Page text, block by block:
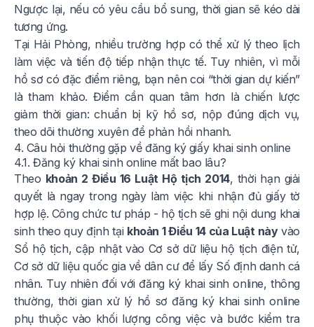
Ngược lại, nếu có yêu cầu bổ sung, thời gian sẽ kéo dài
tương ứng.
Tại Hải Phòng, nhiều trường hợp có thể xử lý theo lịch
làm việc và tiến độ tiếp nhận thực tế. Tuy nhiên, vì mỗi
hồ sơ có đặc điểm riêng, bạn nên coi “thời gian dự kiến”
là tham khảo. Điểm cần quan tâm hơn là chiến lược
giảm thời gian: chuẩn bị kỹ hồ sơ, nộp đúng dịch vụ,
theo dõi thường xuyên để phản hồi nhanh.
4. Câu hỏi thường gặp về đăng ký giấy khai sinh online
4.1. Đăng ký khai sinh online mất bao lâu?
Theo khoản 2 Điều 16 Luật Hộ tịch 2014, thời hạn giải
quyết là ngay trong ngày làm việc khi nhận đủ giấy tờ
hợp lệ. Công chức tư pháp - hộ tịch sẽ ghi nội dung khai
sinh theo quy định tại khoản 1 Điều 14 của Luật nàyvào
Sổ hộ tịch, cập nhật vào Cơ sở dữ liệu hộ tịch điện tử,
Cơ sở dữ liệu quốc gia về dân cư để lấy Số định danh cá
nhân. Tuy nhiên đối với đăng ký khai sinh online, thông
thường, thời gian xử lý hồ sơ đăng ký khai sinh online
phụ thuộc vào khối lượng công việc và bước kiểm tra